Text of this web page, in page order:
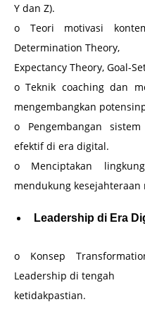
Y dan Z).
o Teori motivasi
Determination Theory,
Expectancy Theory, Goal-
o Teknik coaching dan
mengembangkan
o Pengembangan
efektif di era digital.
o Menciptakan
mendukung kesejahteraan
Leadership di Era
o Konsep
Leadership di tengah
ketidakpastian.